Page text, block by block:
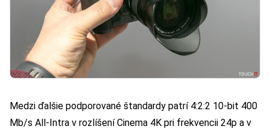
Medzi ďalšie podporované štandardy patrí 4:2:2 10-bit 400
Mb/s All-Intra v rozlíšení Cinema 4K pri frekvencii 24p a v